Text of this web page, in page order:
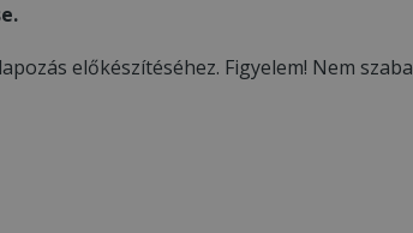
előkészítéséhez. Figyelem! Nem